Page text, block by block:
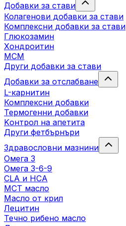
Добавки за стави
Колагенови добавки за стави
Комплексни добавки за стави
Глюкозамин
Хондроитин
МСМ
Други добавки за стави
Добавки за отслабване
L-карнитин
Комплексни добавки
Термогенни добавки
Kонтрол на апетита
Други фетбърнъри
Здравословни мазнини
Омега 3
Омега 3-6-9
CLA и HCA
МСТ масло
Масло от крил
Лецитин
Течно рибено масло